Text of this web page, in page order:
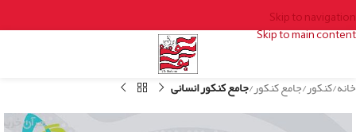
Skip to navigation
Skip to main content
خانه کنکور جامع کنکور جامع کنکور انسانی